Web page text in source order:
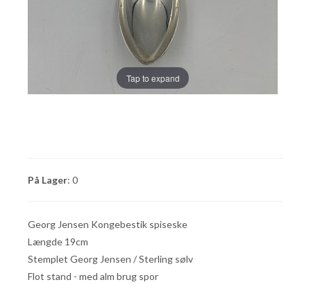
Tap to expand
På Lager: 0
Georg Jensen Kongebestik spiseske
Længde 19cm
Stemplet Georg Jensen / Sterling sølv
Flot stand - med alm brug spor